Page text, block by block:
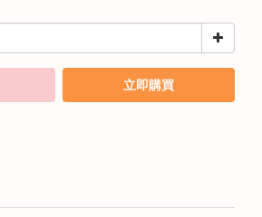
立即購買